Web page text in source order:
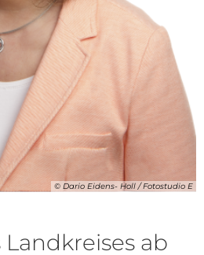
© Dario Eidens- Holl / Fotostudio E
ab